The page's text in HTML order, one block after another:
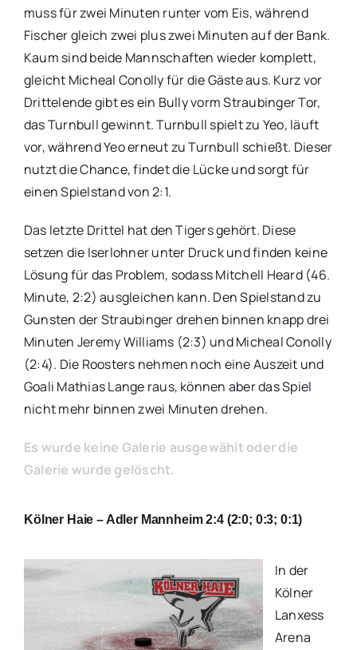
muss für zwei Minuten runter vom Eis, während
Fischer gleich zwei plus zwei Minuten auf der Bank.
Kaum sind beide Mannschaften wieder komplett,
gleicht Micheal Conolly für die Gäste aus. Kurz vor
Drittelende gibt es ein Bully vorm Straubinger Tor,
das Turnbull gewinnt. Turnbull spielt zu Yeo, läuft
vor, während Yeo erneut zu Turnbull schießt. Dieser
nutzt die Chance, findet die Lücke und sorgt für
einen Spielstand von 2:1.
Das letzte Drittel hat den Tigers gehört. Diese
setzen die Iserlohner unter Druck und finden keine
Lösung für das Problem, sodass Mitchell Heard (46.
Minute, 2:2) ausgleichen kann. Den Spielstand zu
Gunsten der Straubinger drehen binnen knapp drei
Minuten Jeremy Williams (2:3) und Micheal Conolly
(2:4). Die Roosters nehmen noch eine Auszeit und
Goali Mathias Lange raus, können aber das Spiel
nicht mehr binnen zwei Minuten drehen.
Es wurde keine Galerie ausgewählt oder die
Galerie wurde gelöscht.
Kölner Haie – Adler Mannheim 2:4 (2:0; 0:3; 0:1)
In der
Kölner
Lanxess
Arena